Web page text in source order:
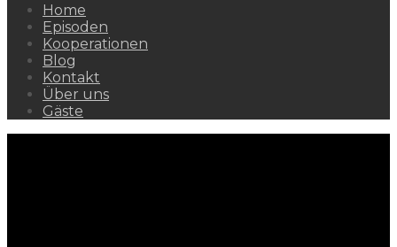
Home
Episoden
Kooperationen
Blog
Kontakt
Über uns
Gäste